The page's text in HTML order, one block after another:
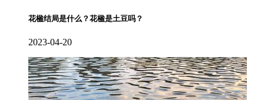
花楹结局是什么？花楹是土豆吗？
2023-04-20